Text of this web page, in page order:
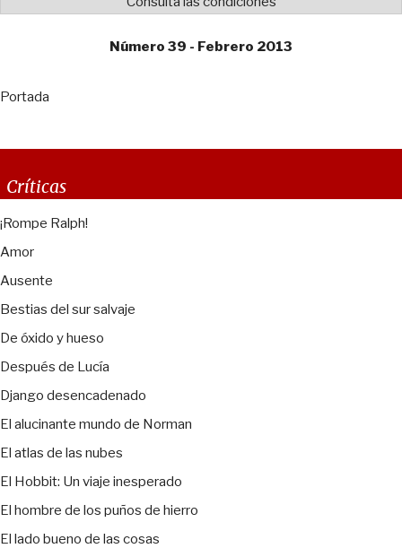
Número 39 - Febrero 2013
Portada
Críticas
¡Rompe Ralph!
Amor
Ausente
Bestias del sur salvaje
De óxido y hueso
Después de Lucía
Django desencadenado
El alucinante mundo de Norman
El atlas de las nubes
El Hobbit: Un viaje inesperado
El hombre de los puños de hierro
El lado bueno de las cosas